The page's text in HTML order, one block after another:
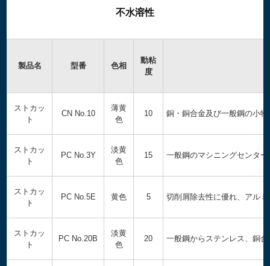
不水溶性
製品名 型番 色相
動粘
度
ストカッ
ト
CN No.10
薄黄
色
10 銅・銅合金及び一般鋼の小
ストカッ
ト
PC No.3Y
淡黄
色
15 一般鋼のマシニングセンタ
ストカッ
ト
PC No.5E 黄色 5 切削屑除去性に優れ、アル
ストカッ
ト
PC No.20B
淡黄
色
20 一般鋼からステンレス、銅